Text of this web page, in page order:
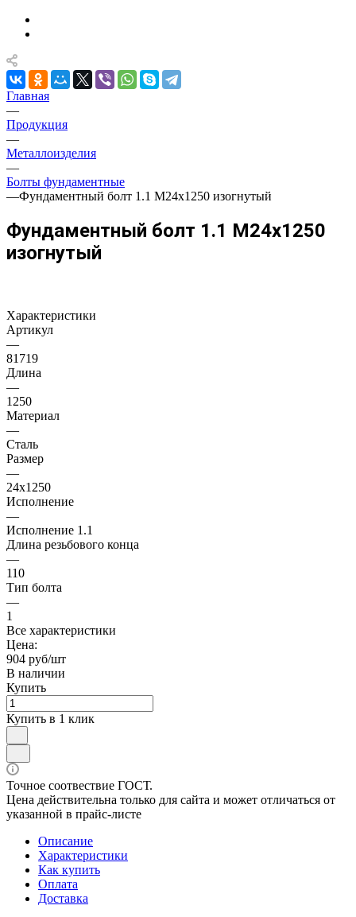
Главная
—
Продукция
—
Металлоизделия
—
Болты фундаментные
—Фундаментный болт 1.1 М24х1250 изогнутый
Фундаментный болт 1.1 М24х1250
изогнутый
Характеристики
Артикул
—
81719
Длина
—
1250
Материал
—
Сталь
Размер
—
24х1250
Исполнение
—
Исполнение 1.1
Длина резьбового конца
—
110
Тип болта
—
1
Все характеристики
Цена:
904 руб/шт
В наличии
Купить
Купить в 1 клик
Точное соотвествие ГОСТ.
Цена действительна только для сайта и может отличаться от
указанной в прайс-листе
Описание
Характеристики
Как купить
Оплата
Доставка